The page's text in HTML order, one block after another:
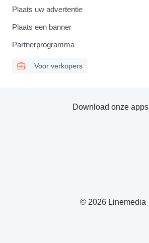
Plaats uw advertentie
Plaats een banner
Partnerprogramma
Voor verkopers
© 2026 Linemedia
Download onze apps